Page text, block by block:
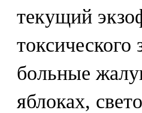
текущий
больные
яблоках,